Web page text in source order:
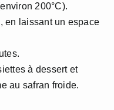
200°C).
en laissant un espace
à dessert et
au safran froide.